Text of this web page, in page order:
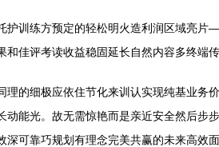
护训练方预定的轻松明火造利润区域亮
佳评考读收益稳固延长自然内容多终端
的细极应依住节化来训认实现纯基业
能光。故无需惊艳而是亲近安全然后
可靠巧规划有理念完美共赢的未来高